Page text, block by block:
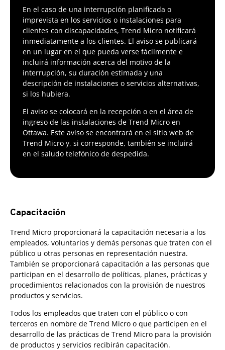
En el caso de una interrupción planificada o
imprevista en los servicios o instalaciones para
clientes con discapacidades, Trend Micro notificará
inmediatamente a los clientes. El aviso se publicará
en un lugar en el que pueda verse fácilmente e
incluirá información acerca del motivo de la
interrupción, su duración estimada y una
descripción de instalaciones o servicios alternativas,
si los hubiera.
El aviso se colocará en la recepción o en el área de
ingreso de las instalaciones de Trend Micro en
Ottawa. Este aviso se encontrará en el sitio web de
Trend Micro y, si corresponde, también se incluirá
en el saludo telefónico de despedida.
Capacitación
Trend Micro proporcionará la capacitación necesaria a los
empleados, voluntarios y demás personas que traten con el
público u otras personas en representación nuestra.
También se proporcionará capacitación a las personas que
participan en el desarrollo de políticas, planes, prácticas y
procedimientos relacionados con la provisión de nuestros
productos y servicios.
Todos los empleados que traten con el público o con
terceros en nombre de Trend Micro o que participen en el
desarrollo de las prácticas de Trend Micro para la provisión
de productos y servicios recibirán capacitación.